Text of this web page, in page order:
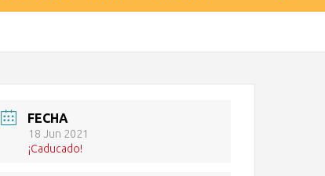
FECHA
18 Jun 2021
¡Caducado!